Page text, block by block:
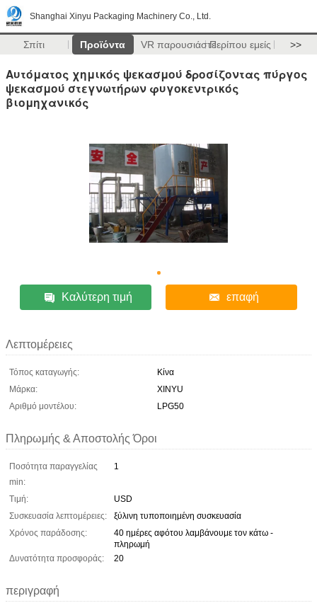
Shanghai Xinyu Packaging Machinery Co., Ltd.
Σπίτι Προϊόντα VR παρουσιάστεΠερίπου εμείς >>
Αυτόματος χημικός ψεκασμού δροσίζοντας πύργος
ψεκασμού στεγνωτήρων φυγοκεντρικός
βιομηχανικός
Καλύτερη τιμή επαφή
Λεπτομέρειες
Τόπος καταγωγής:
Κίνα
Μάρκα:
XINYU
Αριθμό μοντέλου:
LPG50
Πληρωμής & Αποστολής Όροι
Ποσότητα παραγγελίας
min:
1
Τιμή:
USD
Συσκευασία λεπτομέρειες:
ξύλινη τυποποιημένη συσκευασία
Χρόνος παράδοσης:
40 ημέρες αφότου λαμβάνουμε τον κάτω -
πληρωμή
Δυνατότητα προσφοράς:
20
περιγραφή